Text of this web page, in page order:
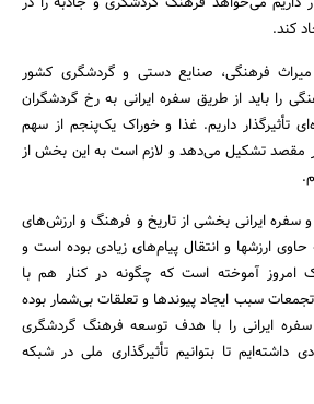
جستجو
کند.
فرهنگی، صنایع دستی و گردشگری کشور
را باید از طریق سفره ایرانی به رخ گردشگران
تأثیرگذار داریم. غذا و خوراک یک‌پنجم از سهم
مقصد تشکیل می‌دهد و لازم است به این بخش از
سفره ایرانی بخشی از تاریخ و فرهنگ و ارزش‌های
ارزشها و انتقال پیام‌های زیادی بوده است و
آموخته است که چگونه در کنار هم با
تجمعات سبب ایجاد پیوندها و تعلقات بی‌شمار بوده
ایرانی را با هدف توسعه فرهنگ گردشگری
داشته‌ایم تا بتوانیم تأثیرگذاری ملی در شبکه